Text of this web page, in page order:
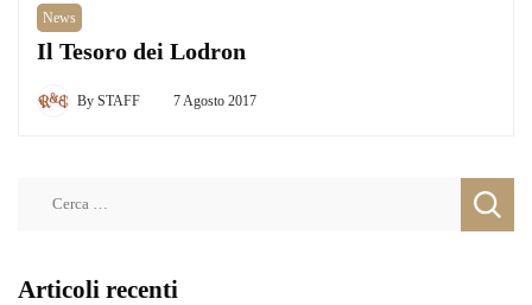
News
Il Tesoro dei Lodron
By STAFF 7 Agosto 2017
Articoli recenti